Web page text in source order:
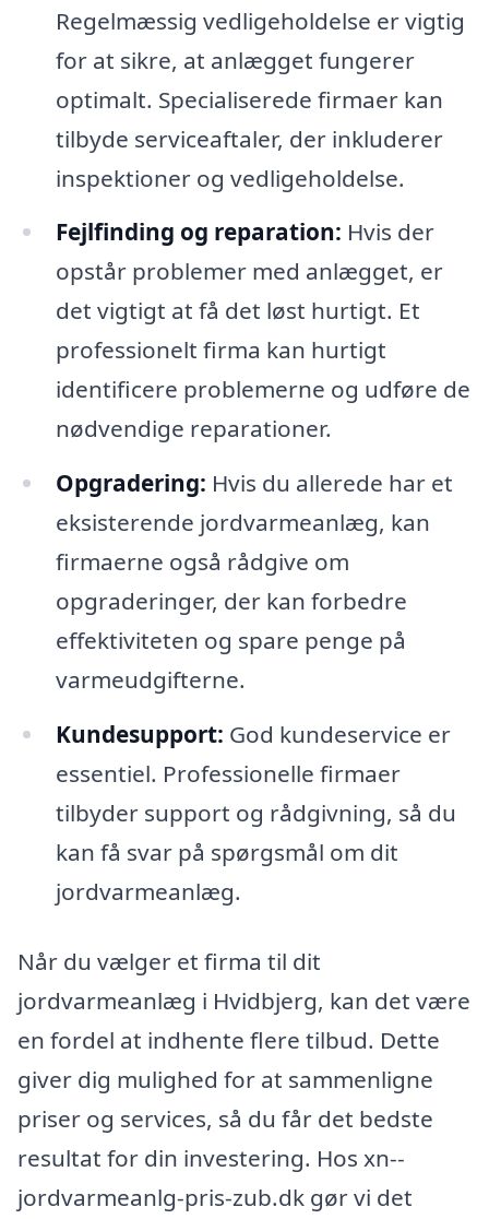
Regelmæssig vedligeholdelse er vigtig
for at sikre, at anlægget fungerer
optimalt. Specialiserede firmaer kan
tilbyde serviceaftaler, der inkluderer
inspektioner og vedligeholdelse.
Fejlfinding og reparation: Hvis der
opstår problemer med anlægget, er
det vigtigt at få det løst hurtigt. Et
professionelt firma kan hurtigt
identificere problemerne og udføre de
nødvendige reparationer.
Opgradering: Hvis du allerede har et
eksisterende jordvarmeanlæg, kan
firmaerne også rådgive om
opgraderinger, der kan forbedre
effektiviteten og spare penge på
varmeudgifterne.
Kundesupport: God kundeservice er
essentiel. Professionelle firmaer
tilbyder support og rådgivning, så du
kan få svar på spørgsmål om dit
jordvarmeanlæg.
Når du vælger et firma til dit
jordvarmeanlæg i Hvidbjerg, kan det være
en fordel at indhente flere tilbud. Dette
giver dig mulighed for at sammenligne
priser og services, så du får det bedste
resultat for din investering. Hos xn--
jordvarmeanlg-pris-zub.dk gør vi det